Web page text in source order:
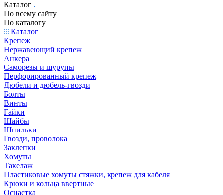
Каталог
По всему сайту
По каталогу
Каталог
Крепеж
Нержавеющий крепеж
Анкера
Саморезы и шурупы
Перфорированный крепеж
Дюбели и дюбель-гвозди
Болты
Винты
Гайки
Шайбы
Шпильки
Гвозди, проволока
Заклепки
Хомуты
Такелаж
Пластиковые хомуты стяжки, крепеж для кабеля
Крюки и кольца ввертные
Оснастка